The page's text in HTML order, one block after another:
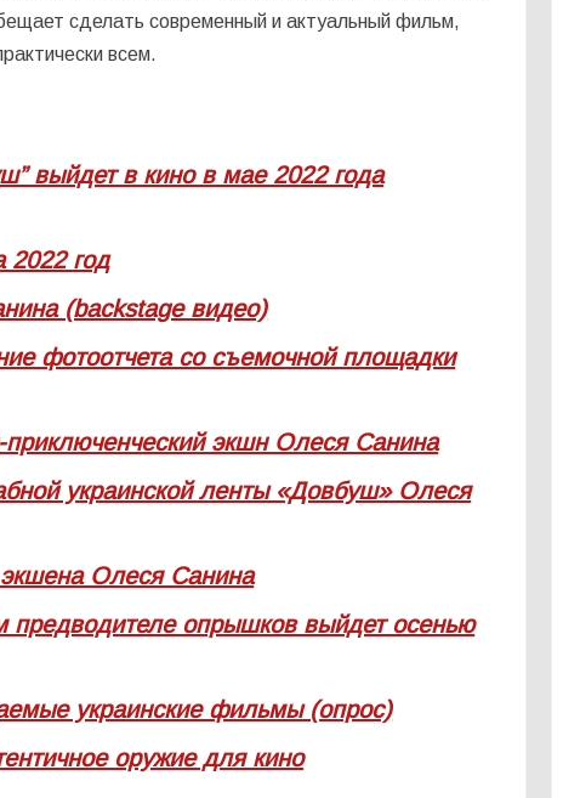
сделать современный и актуальный фильм,
всем.
выйдет в кино в мае 2022 года
2022 год
(backstage видео)
фотоотчета со съемочной площадки
экшн Олеся Санина
украинской ленты «Довбуш» Олеся
экшена Олеся Санина
опрышков выйдет осенью
украинские фильмы (опрос)
оружие для кино